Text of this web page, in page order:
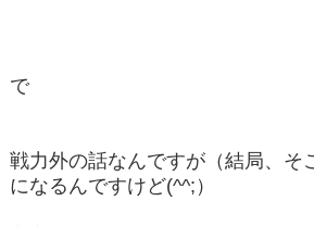
で
戦力外の話なんですが（結局、そ
になるんですけど(^^;）